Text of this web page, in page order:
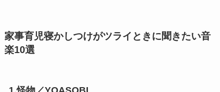
家事育児寝かしつけがツライときに聞きたい音
楽10選